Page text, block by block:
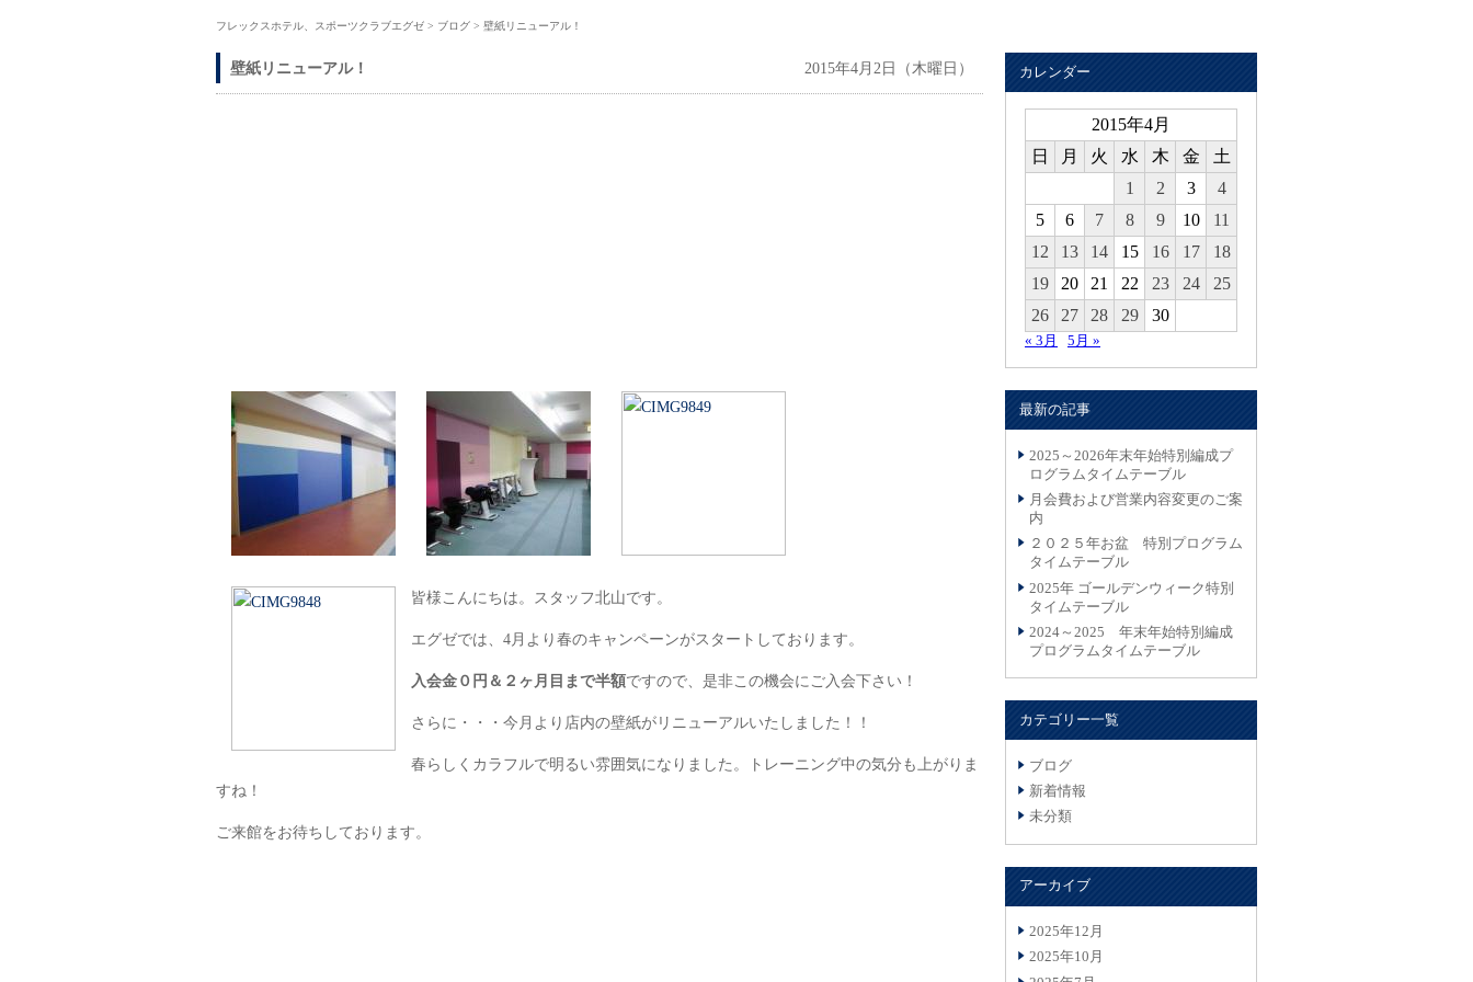
フレックスホテル、スポーツクラブエグゼ > ブログ > 壁紙リニューアル！
カレンダー
2015年4月
日
月 火 水 木 金
土
1
2 3
4
5
6 7 8 9 10
11
12
13 14 15 16 17
18
19
20 21 22 23 24
25
26
27 28 29 30
« 3月 5月 »
最新の記事
2025～2026年末年始特別編成プ
ログラムタイムテーブル
月会費および営業内容変更のご案
内
２０２５年お盆 特別プログラム
タイムテーブル
2025年 ゴールデンウィーク特別
タイムテーブル
2024～2025 年末年始特別編成
プログラムタイムテーブル
カテゴリー一覧
ブログ
新着情報
未分類
アーカイブ
2025年12月
2025年10月
壁紙リニューアル！ 2015年4月2日（木曜日）
皆様こんにちは。スタッフ北山です。
エグゼでは、4月より春のキャンペーンがスタートしております。
入会金０円＆２ヶ月目まで半額ですので、是非この機会にご入会下さい！
さらに・・・今月より店内の壁紙がリニューアルいたしました！！
春らしくカラフルで明るい雰囲気になりました。トレーニング中の気分も上がりま
すね！
ご来館をお待ちしております。